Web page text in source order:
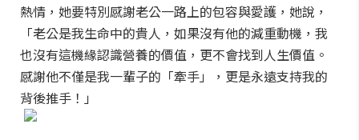
熱情，她要特別感謝老公一路上的包容與愛護，她說，
「老公是我生命中的貴人，如果沒有他的減重動機，我
也沒有這機緣認識營養的價值，更不會找到人生價值。
感謝他不僅是我一輩子的「牽手」，更是永遠支持我的
背後推手！」